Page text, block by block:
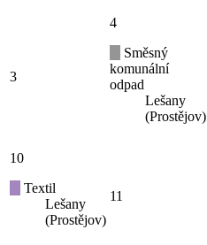
3
4
Směsný
komunální
odpad
Lešany
(Prostějov)
10
Textil
Lešany
(Prostějov)
11